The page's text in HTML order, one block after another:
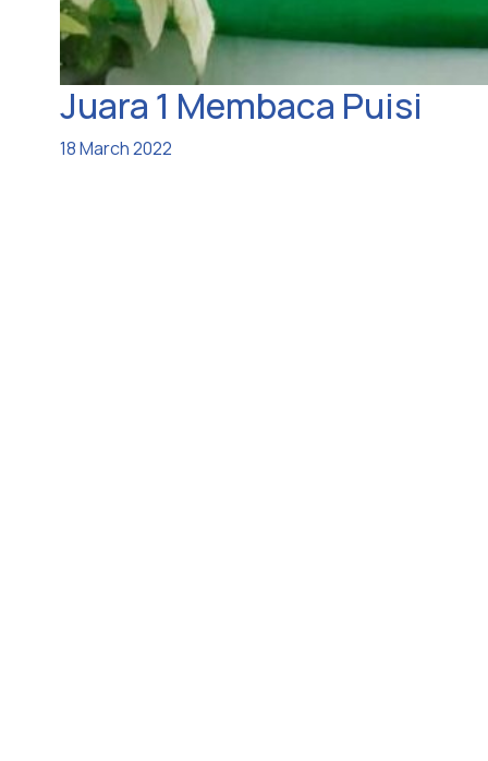
Juara 1 Membaca Puisi
18 March 2022